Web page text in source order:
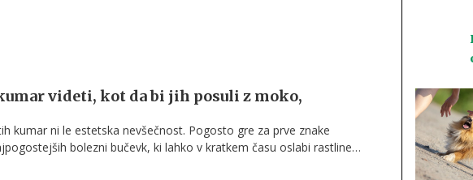
videti, kot da bi jih posuli z moko,
kumar ni le estetska nevšečnost. Pogosto gre za prve znake
bolezni bučevk, ki lahko v kratkem času oslabi rastline